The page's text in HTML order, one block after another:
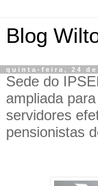
Blog
quinta-feira, 24 de
Sede do
ampliada
servidores
pensionistas